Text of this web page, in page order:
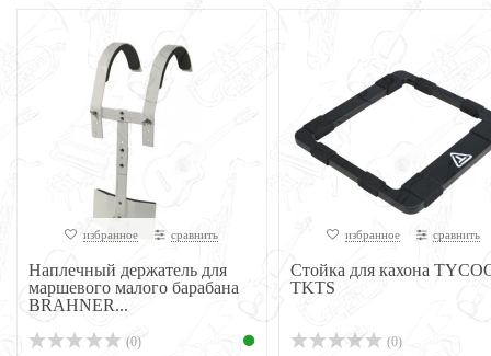
избранное сравнить
Наплечный держатель для
маршевого малого барабана
BRAHNER...
(0)
избранное сравнить
Стойка для кахона
TKTS
(0)